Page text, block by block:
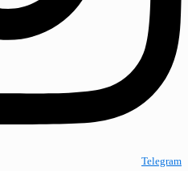
Telegram